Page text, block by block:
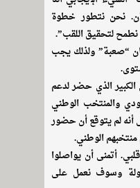
نحن نتطور خطوة
لتحقيق اللقب”.
“صعبة” ولذلك يجب
الذي حضر لدعم
والمنتخب الوطني
أنه لم يتوقع أن حضور
الوطني.
أتمنى أن يواصلوا
وسوف نعمل على